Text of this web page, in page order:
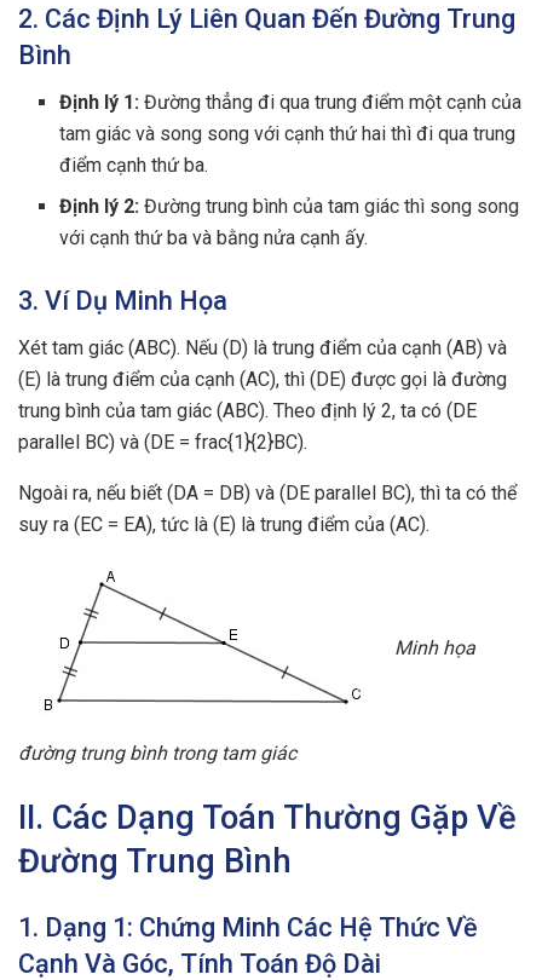
2. Các Định Lý Liên Quan Đến Đường Trung
Bình
Định lý 1: Đường thẳng đi qua trung điểm một cạnh của
tam giác và song song với cạnh thứ hai thì đi qua trung
điểm cạnh thứ ba.
Định lý 2: Đường trung bình của tam giác thì song song
với cạnh thứ ba và bằng nửa cạnh ấy.
3. Ví Dụ Minh Họa
Xét tam giác (ABC). Nếu (D) là trung điểm của cạnh (AB) và
(E) là trung điểm của cạnh (AC), thì (DE) được gọi là đường
trung bình của tam giác (ABC). Theo định lý 2, ta có (DE
parallel BC) và (DE = frac{1}{2}BC).
Ngoài ra, nếu biết (DA = DB) và (DE parallel BC), thì ta có thể
suy ra (EC = EA), tức là (E) là trung điểm của (AC).
Minh họa
đường trung bình trong tam giác
II. Các Dạng Toán Thường Gặp Về
Đường Trung Bình
1. Dạng 1: Chứng Minh Các Hệ Thức Về
Cạnh Và Góc, Tính Toán Độ Dài